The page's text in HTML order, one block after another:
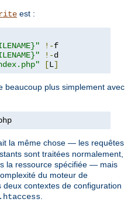
est :
!-
!-
[L]
beaucoup plus simplement avec
la même chose — les requêtes
sont traitées normalement,
la ressource spécifiée — mais
du moteur de
contextes de configuration
.htaccess